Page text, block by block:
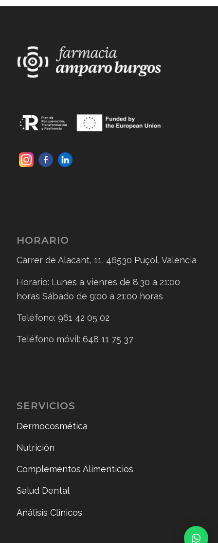
HORARIO
Carrer de Alacant, 11, 46530 Puçol, Valencia
Horario: Lunes a vienres de 8.30 a 21:00
horas Sábado de 9:00 a 21:00 horas
Teléfono: 961 42 05 02
Teléfono móvil: 648 11 75 37
SERVICIOS
Dermocosmética
Nutrición
Complementos Alimenticios
Salud Dental
Análisis Clínicos